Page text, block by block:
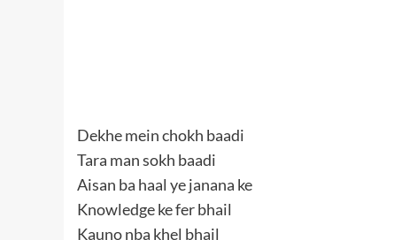
Dekhe mein chokh baadi
Tara man sokh baadi
Aisan ba haal ye janana ke
Knowledge ke fer bhail
Kauno nba khel bhail